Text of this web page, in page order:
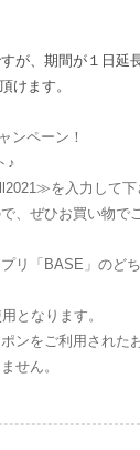
が、期間が１日延
けます。
ンペーン！
♪
を入力して下
、ぜひお買い物で
リ「BASE」のどち
となります。
ンをご利用され
せん。